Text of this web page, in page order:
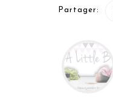
Partager: